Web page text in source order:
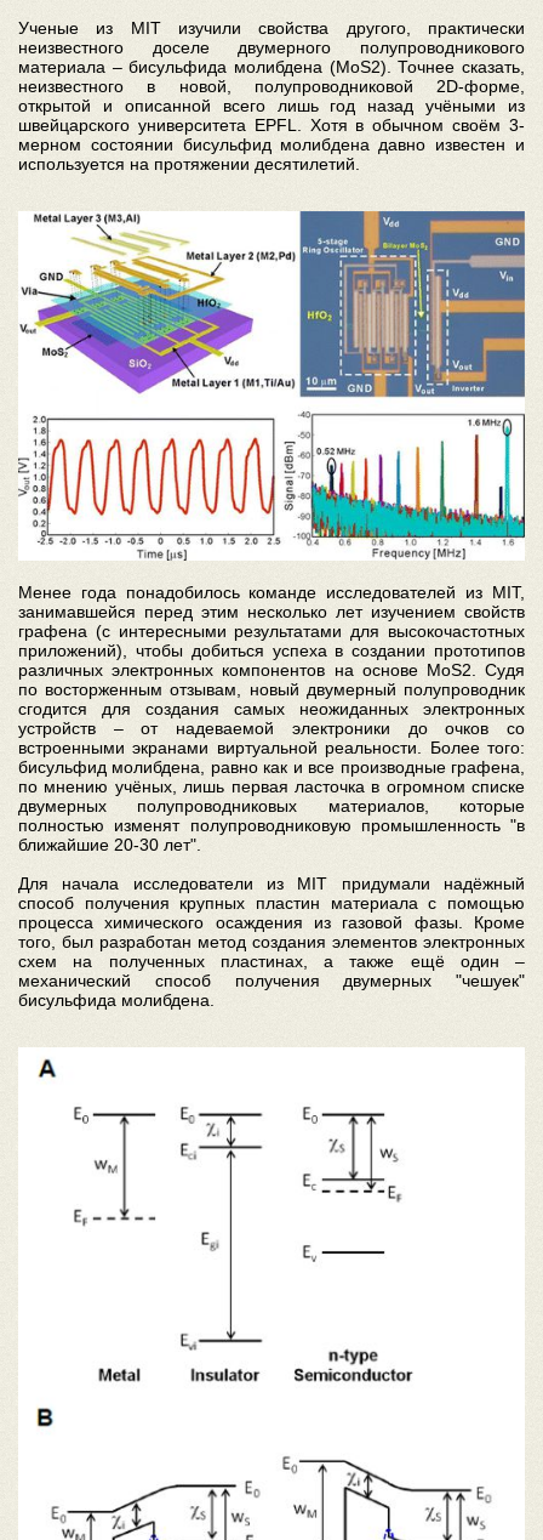
Ученые из MIT изучили свойства другого, практически
неизвестного доселе двумерного полупроводникового
материала – бисульфида молибдена (MoS2). Точнее сказать,
неизвестного в новой, полупроводниковой 2D-форме,
открытой и описанной всего лишь год назад учёными из
швейцарского университета EPFL. Хотя в обычном своём 3-
мерном состоянии бисульфид молибдена давно известен и
используется на протяжении десятилетий.
Менее года понадобилось команде исследователей из MIT,
занимавшейся перед этим несколько лет изучением свойств
графена (с интересными результатами для высокочастотных
приложений), чтобы добиться успеха в создании прототипов
различных электронных компонентов на основе MoS2. Судя
по восторженным отзывам, новый двумерный полупроводник
сгодится для создания самых неожиданных электронных
устройств – от надеваемой электроники до очков со
встроенными экранами виртуальной реальности. Более того:
бисульфид молибдена, равно как и все производные графена,
по мнению учёных, лишь первая ласточка в огромном списке
двумерных полупроводниковых материалов, которые
полностью изменят полупроводниковую промышленность "в
ближайшие 20-30 лет".
Для начала исследователи из MIT придумали надёжный
способ получения крупных пластин материала с помощью
процесса химического осаждения из газовой фазы. Кроме
того, был разработан метод создания элементов электронных
схем на полученных пластинах, а также ещё один –
механический способ получения двумерных "чешуек"
бисульфида молибдена.